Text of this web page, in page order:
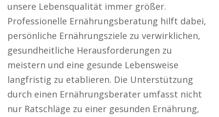
unsere Lebensqualität immer größer.
Professionelle Ernährungsberatung hilft dabei,
persönliche Ernährungsziele zu verwirklichen,
gesundheitliche Herausforderungen zu
meistern und eine gesunde Lebensweise
langfristig zu etablieren. Die Unterstützung
durch einen Ernährungsberater umfasst nicht
nur Ratschläge zu einer gesunden Ernährung,